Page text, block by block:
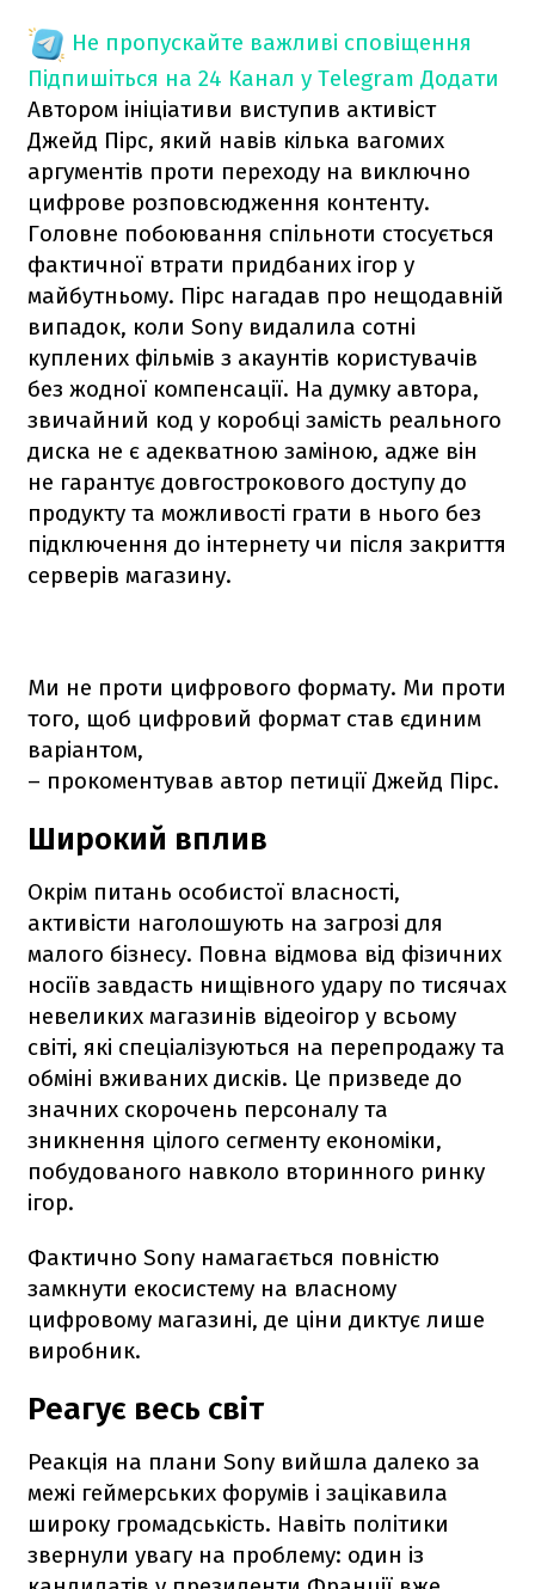
Не пропускайте важливі сповіщення
Підпишіться на 24 Канал у Telegram Додати
Автором ініціативи виступив активіст
Джейд Пірс, який навів кілька вагомих
аргументів проти переходу на виключно
цифрове розповсюдження контенту.
Головне побоювання спільноти стосується
фактичної втрати придбаних ігор у
майбутньому. Пірс нагадав про нещодавній
випадок, коли Sony видалила сотні
куплених фільмів з акаунтів користувачів
без жодної компенсації. На думку автора,
звичайний код у коробці замість реального
диска не є адекватною заміною, адже він
не гарантує довгострокового доступу до
продукту та можливості грати в нього без
підключення до інтернету чи після закриття
серверів магазину.
Ми не проти цифрового формату. Ми проти
того, щоб цифровий формат став єдиним
варіантом,
– прокоментував автор петиції Джейд Пірс.
Широкий вплив
Окрім питань особистої власності,
активісти наголошують на загрозі для
малого бізнесу. Повна відмова від фізичних
носіїв завдасть нищівного удару по тисячах
невеликих магазинів відеоігор у всьому
світі, які спеціалізуються на перепродажу та
обміні вживаних дисків. Це призведе до
значних скорочень персоналу та
зникнення цілого сегменту економіки,
побудованого навколо вторинного ринку
ігор.
Фактично Sony намагається повністю
замкнути екосистему на власному
цифровому магазині, де ціни диктує лише
виробник.
Реагує весь світ
Реакція на плани Sony вийшла далеко за
межі геймерських форумів і зацікавила
широку громадськість. Навіть політики
звернули увагу на проблему: один із